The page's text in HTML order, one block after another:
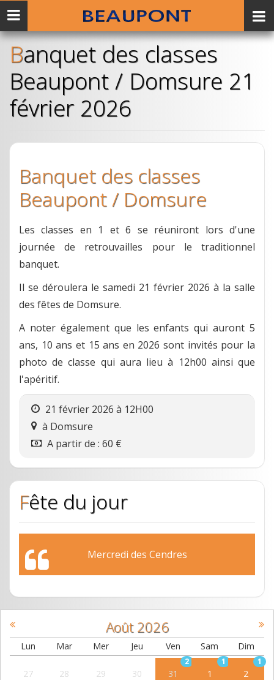
Banquet des classes
Beaupont / Domsure 21
février 2026
Banquet des classes
Beaupont / Domsure
Les classes en 1 et 6 se réuniront lors d'une
journée de retrouvailles pour le traditionnel
banquet.
Il se déroulera le samedi 21 février 2026 à la salle
des fêtes de Domsure.
A noter également que les enfants qui auront 5
ans, 10 ans et 15 ans en 2026 sont invités pour la
photo de classe qui aura lieu à 12h00 ainsi que
l'apéritif.
21 février 2026 à 12H00
à Domsure
A partir de : 60 €
Fête du jour
Mercredi des Cendres
Août 2026
Lun Mar Mer Jeu Ven Sam Dim
27 28 29 30 31
2
1
1
2
1
Menu
mobile